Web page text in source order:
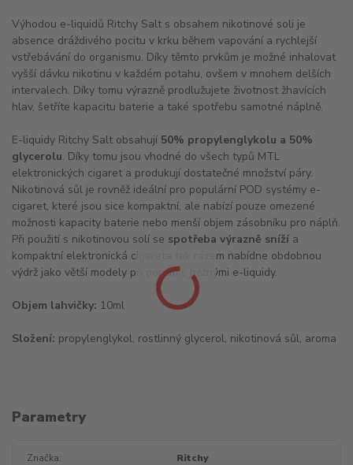
Výhodou e-liquidů Ritchy Salt s obsahem nikotinové soli je
absence dráždivého pocitu v krku během vapování a rychlejší
vstřebávání do organismu. Díky těmto prvkům je možné inhalovat
vyšší dávku nikotinu v každém potahu, ovšem v mnohem delších
intervalech. Díky tomu výrazně prodlužujete životnost žhavících
hlav, šetříte kapacitu baterie a také spotřebu samotné náplně.
E-liquidy Ritchy Salt obsahují 50% propylenglykolu a 50%
glycerolu. Díky tomu jsou vhodné do všech typů MTL
elektronických cigaret a produkují dostatečné množství páry.
Nikotinová sůl je rovněž ideální pro populární POD systémy e-
cigaret, které jsou sice kompaktní, ale nabízí pouze omezené
možnosti kapacity baterie nebo menší objem zásobníku pro náplň.
Při použití s nikotinovou solí se spotřeba výrazně sníží a
kompaktní elektronická cigareta tak rázem nabídne obdobnou
výdrž jako větší modely při použití s běžnými e-liquidy.
Objem lahvičky: 10ml
Složení: propylenglykol, rostlinný glycerol, nikotinová sůl, aroma
Parametry
Značka Ritchy